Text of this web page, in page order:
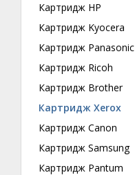
Картридж HP
Картридж Kyocera
Картридж Panasonic
Картридж Ricoh
Картридж Brother
Картридж Xerox
Картридж Canon
Картридж Samsung
Картридж Pantum